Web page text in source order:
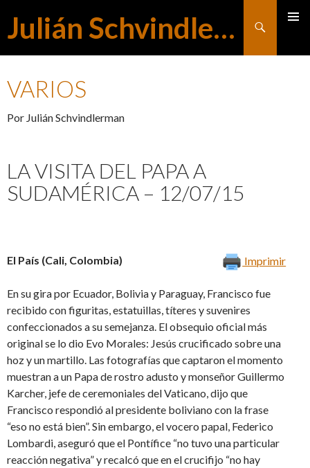
Julián Schvindlerman
Buscar
VARIOS
Por Julián Schvindlerman
LA VISITA DEL PAPA A
SUDAMÉRICA – 12/07/15
Imprimir
El País (Cali, Colombia)
En su gira por Ecuador, Bolivia y Paraguay, Francisco fue
recibido con figuritas, estatuillas, títeres y suvenires
confeccionados a su semejanza. El obsequio oficial más
original se lo dio Evo Morales: Jesús crucificado sobre una
hoz y un martillo. Las fotografías que captaron el momento
muestran a un Papa de rostro adusto y monseñor Guillermo
Karcher, jefe de ceremoniales del Vaticano, dijo que
Francisco respondió al presidente boliviano con la frase
“eso no está bien”. Sin embargo, el vocero papal, Federico
Lombardi, aseguró que el Pontífice “no tuvo una particular
reacción negativa” y recalcó que en el crucifijo “no hay